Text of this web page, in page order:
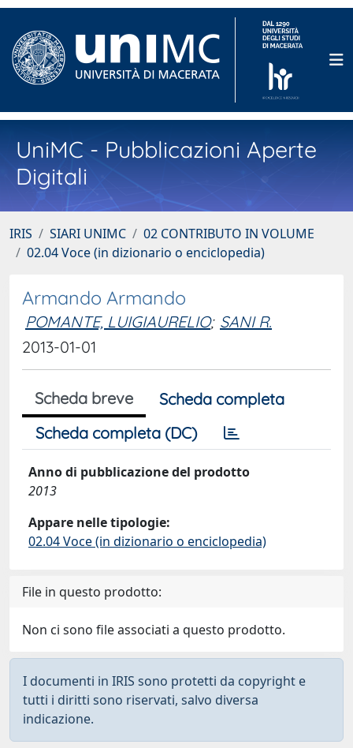
UniMC - Pubblicazioni Aperte
Digitali
IRIS SIARI UNIMC
02 CONTRIBUTO IN VOLUME
02.04 Voce (in dizionario o enciclopedia)
Armando Armando
POMANTE, LUIGIAURELIO; SANI R.
2013-01-01
Scheda breve
Scheda completa
Scheda completa (DC)
Anno di pubblicazione del prodotto
2013
Appare nelle tipologie:
02.04 Voce (in dizionario o enciclopedia)
File in questo prodotto:
Non ci sono file associati a questo prodotto.
I documenti in IRIS sono protetti da copyright e
tutti i diritti sono riservati, salvo diversa
indicazione.